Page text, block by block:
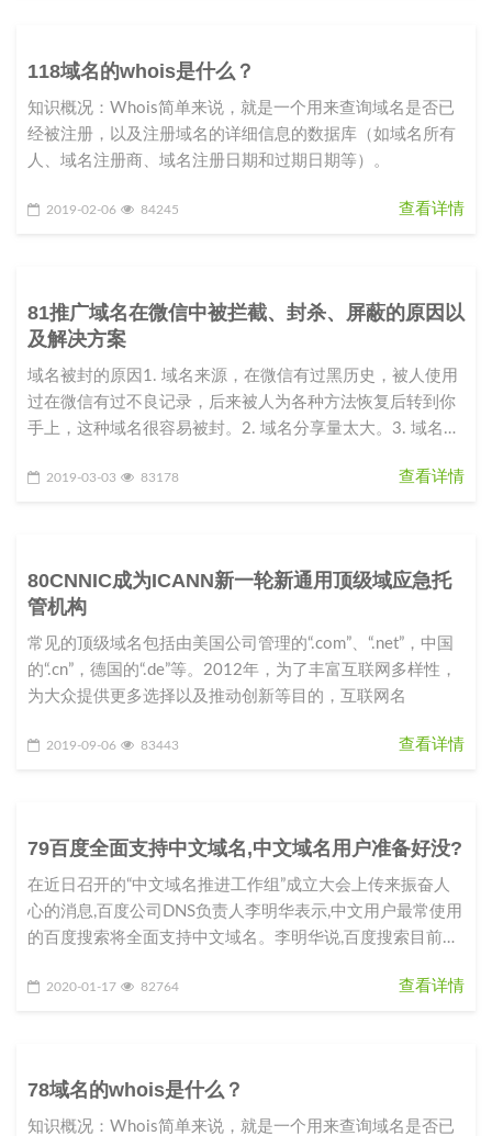
118域名的whois是什么？
知识概况：Whois简单来说，就是一个用来查询域名是否已
经被注册，以及注册域名的详细信息的数据库（如域名所有
人、域名注册商、域名注册日期和过期日期等）。
2019-02-06 84245 查看详情
81推广域名在微信中被拦截、封杀、屏蔽的原因以
及解决方案
域名被封的原因1. 域名来源，在微信有过黑历史，被人使用
过在微信有过不良记录，后来被人为各种方法恢复后转到你
手上，这种域名很容易被封。2. 域名分享量太大。3. 域名指
2019-03-03 83178 查看详情
80CNNIC成为ICANN新一轮新通用顶级域应急托
管机构
常见的顶级域名包括由美国公司管理的“.com”、“.net”，中国
的“.cn”，德国的“.de”等。2012年，为了丰富互联网多样性，
为大众提供更多选择以及推动创新等目的，互联网名
2019-09-06 83443 查看详情
79百度全面支持中文域名,中文域名用户准备好没?
在近日召开的“中文域名推进工作组”成立大会上传来振奋人
心的消息,百度公司DNS负责人李明华表示,中文用户最常使用
的百度搜索将全面支持中文域名。李明华说,百度搜索目前已
2020-01-17 82764 查看详情
78域名的whois是什么？
知识概况：Whois简单来说，就是一个用来查询域名是否已